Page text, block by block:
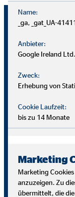
Name:
_ga, _gat_UA-
Anbieter:
Google Ireland Ltd.
Zweck:
Erhebung von
Cookie Laufzeit:
bis zu 14 Monate
Marketing
Marketing
anzuzeigen. Zu
übermittelt, die